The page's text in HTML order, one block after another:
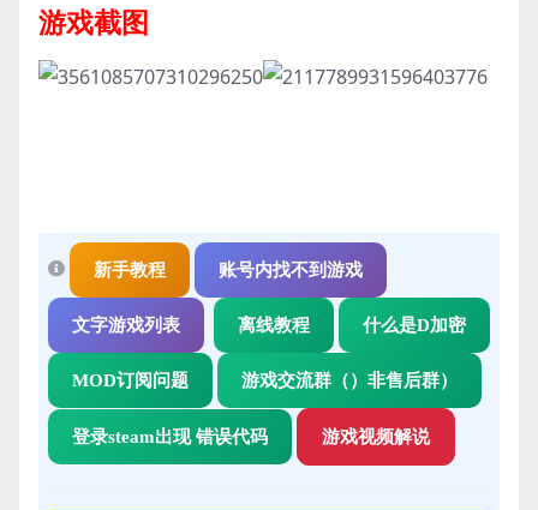
游戏截图
新手教程 账号内找不到游戏
文字游戏列表 离线教程 什么是D加密
MOD订阅问题 游戏交流群（）非售后群）
登录steam出现 错误代码 游戏视频解说